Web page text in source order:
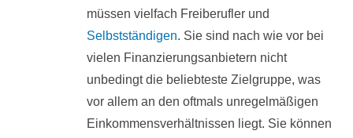
müssen vielfach Freiberufler und
Selbstständigen. Sie sind nach wie vor bei
vielen Finanzierungsanbietern nicht
unbedingt die beliebteste Zielgruppe, was
vor allem an den oftmals unregelmäßigen
Einkommensverhältnissen liegt. Sie können